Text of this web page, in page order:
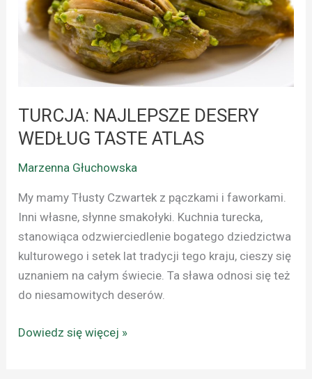
TURCJA: NAJLEPSZE DESERY
WEDŁUG TASTE ATLAS
Marzenna Głuchowska
My mamy Tłusty Czwartek z pączkami i faworkami.
Inni własne, słynne smakołyki. Kuchnia turecka,
stanowiąca odzwierciedlenie bogatego dziedzictwa
kulturowego i setek lat tradycji tego kraju, cieszy się
uznaniem na całym świecie. Ta sława odnosi się też
do niesamowitych deserów.
TASTE
ATLAS
Dowiedz się więcej »